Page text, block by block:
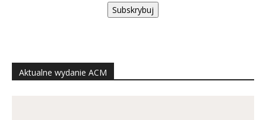
Subskrybuj
Aktualne wydanie ACM